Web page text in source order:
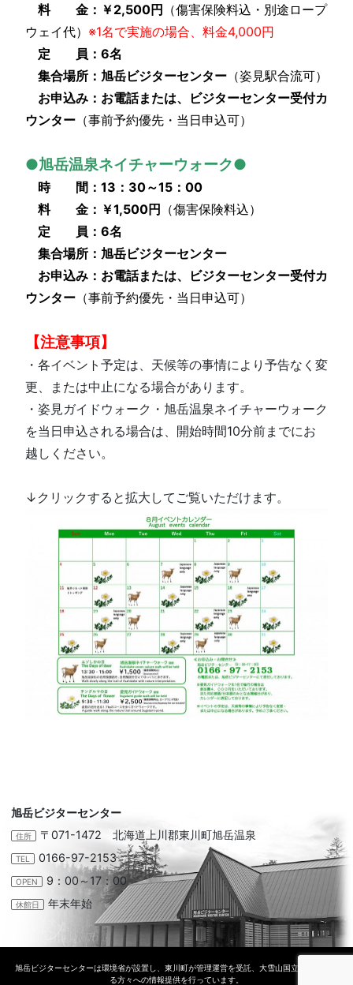
料 金： ￥2,500円 （傷害保険料込・別途ロープ
ウェイ代） ※1名で実施の場合、料金4,000円
定 員：6名
集合場所： 旭岳ビジターセンター （姿見駅合流可）
お申込み：お電話または、ビジターセンター受付カ
ウンター （事前予約優先・当日申込可）
●旭岳温泉ネイチャーウォーク●
時 間：13：30～15：00
料 金： ￥1,500円 （傷害保険料込）
定 員：6名
集合場所： 旭岳ビジターセンター
お申込み：お電話または、ビジターセンター受付カ
ウンター （事前予約優先・当日申込可）
【注意事項】
・各イベント予定は、天候等の事情により予告なく変
更、または中止になる場合があります。
・姿見ガイドウォーク・旭岳温泉ネイチャーウォーク
を当日申込される場合は、開始時間10分前までにお
越しください。
↓クリックすると拡大してご覧いただけます。
旭岳ビジターセンター
住所 〒071-1472 北海道上川郡東川町旭岳温泉
TEL 0166-97-2153
OPEN 9：00～17：00
休館日 年末年始
旭岳ビジターセンターは環境省が設置し、東川町が管理運営を受託、大雪山国立公園に訪れ
る方々への情報提供を行っています。